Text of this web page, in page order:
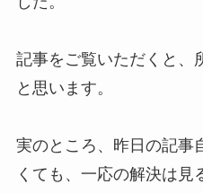
記事をご覧いただくと、
と思います。
実のところ、昨日の記事
くても、一応の解決は見